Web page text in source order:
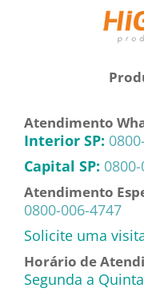
Atendimento
Interior SP:
Capital SP:
Atendimento
0800-006-4747
Solicite uma
Horário de
Segunda a